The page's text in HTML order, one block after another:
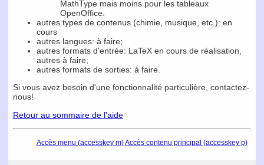
MathType mais moins pour les tableaux
OpenOffice.
autres types de contenus (chimie, musique, etc.): en
cours
autres langues: à faire;
autres formats d'entrée: LaTeX en cours de réalisation,
autres à faire;
autres formats de sorties: à faire.
Si vous avez besoin d'une fonctionnalité particulière, contactez-
nous!
Retour au sommaire de l'aide
Accès menu (accesskey m)Accès contenu principal (accesskey p)